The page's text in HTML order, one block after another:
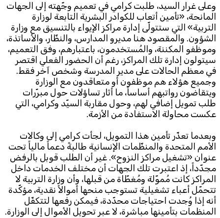
وعلى غرار السيد، طلبت كرامي في تعميم وجّهته إلى الجهات
المانحة، «تأمين أتعاب للكوادر البشرية التابعة لوزارة
التربية» التي ستتولّى إدارة مراكز الإيواء بالتنسيق مع وزارة
الشؤون. والمقصود هنا مديرو المدارس، والنظّار، والأساتذة،
وموظفو المكننة، والمُستخدمون، باعتبارهم، وفق التعميم،
سيتولون إدارة تلك المراكز، رغم أن الحضور الفعلي اقتصر
في معظم الحالات على مدير المدرسة وشخص آخر فقط.
وجميع هؤلاء هم موظفون أو متعاقدون مع الوزارة
ويتقاضون رواتبهم أساساً، ما أثار تساؤلات حول مبرّرات
طلب تمويل إضافي لهم، وحول مقاربة السيّد وكرامي، التي
عكست محاولة الاستفادة من الأزمة.
وبعدما تعذّر تأمين هذا التمويل، لجأت كرامي إلى وكالات
الأمم المتحدة والمنظّمات الإنسانية طالبةً دعماً مالياً تحت
عنوان «تشغيل مراكز النزوح». غير أن الطلب قوبل بالرفض
مجدّداً، إذ اعتبرت تلك الجهات أن مختلف الخدمات داخل
المراكز كانت مُموّلة ومُغطّاة من قبلها، وأن وزارة التربية لا
تتحمّل أعباء تشغيلية تستوجب منحها أموالاً نقدية، مؤكّدة
أنه إذا وُجدت احتياجات محدّدة، فيمكن رفعها لتتكفّل
المنظمات بتأمينها مباشرة، لا عبر تحويل الأموال إلى الوزارة.